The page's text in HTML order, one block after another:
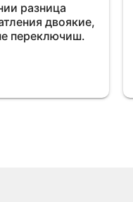
разница
двоякие,
переключиш.